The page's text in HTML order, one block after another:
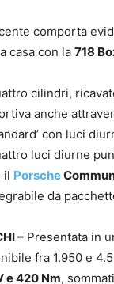
comporta
casa con la 718
cilindri,
anche
con luci
luci diurne
il Porsche
da
– Presentata in
fra 1.950 e
e 420 Nm,